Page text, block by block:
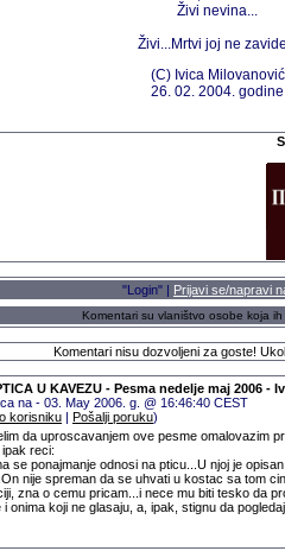
Živi nevina...
Živi...Mrtvi joj ne
(C) Ivica Milovanović
26. 02. 2004. godine
"Login" | Prijavi se/napravi
Komentari su vlaništvo osobe koja
Komentari nisu dozvoljeni za goste!
U KAVEZU - Pesma nedelje maj 2006 -
na - 03. May 2006. g. @ 16:46:40 CEST
korisniku | Pošalji poruku)
da uproscavanjem ove pesme omalovazim
reci:
se ponajmanje odnosi na pticu...U njoj je
nije spreman da se uhvati u kostac sa tom
zna o cemu pricam...i nece mu biti tesko da
i onima koji ne glasaju, a, ipak, stignu da